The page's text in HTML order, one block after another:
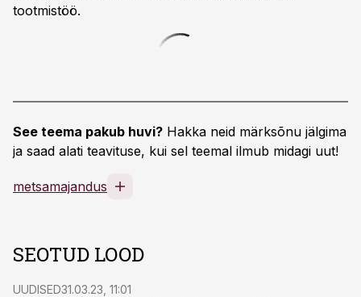
tootmistöö.
See teema pakub huvi? Hakka neid märksõnu jälgima
ja saad alati teavituse, kui sel teemal ilmub midagi uut!
metsamajandus
SEOTUD LOOD
UUDISED31.03.23, 11:01